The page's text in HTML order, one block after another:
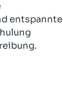
entspannte